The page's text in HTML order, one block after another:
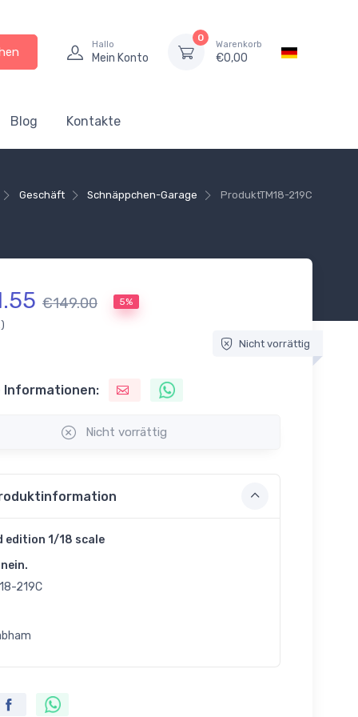
Hallo
Mein Konto
0
Warenkorb
€0,00
Blog Kontakte
Geschäft Schnäppchen-Garage ProduktTM18-219C
€149.00 5%
Nicht vorrättig
Informationen:
Nicht vorrättig
edition 1/18 scale
219C